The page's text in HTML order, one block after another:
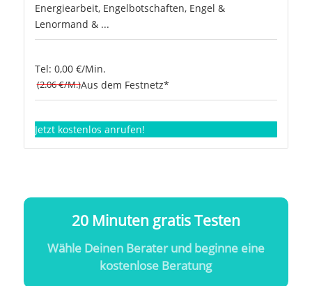
Energiearbeit, Engelbotschaften, Engel &
Lenormand & ...
Tel: 0,00 €/Min.
(2.06 €/M.)Aus dem Festnetz*
Jetzt kostenlos anrufen!
20 Minuten gratis Testen
Wähle Deinen Berater und beginne eine
kostenlose Beratung